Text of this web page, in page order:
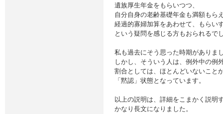
遺族厚生年金をもらいつつ、
自分自身の老齢基礎年金も満額もら
経過的寡婦加算をあわせて、もらい
という疑問を感じる方もおられるで
私も過去にそう思った時期がありま
しかし、そういう人は、例外中の例
割合としては、ほとんどいないこと
「黙認」状態となっています。
以上の説明は、詳細をこまかく説明
かなり長文になりました。